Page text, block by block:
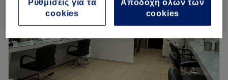
Πέμπτη
10:00 –20:00
Κυριακή
Κλειστό
Το Lliz πρόκειται για έναν σύγχρονο και πολυτελή χώρο
Αποδοχή όλων των
cookies
Ρυθμίσεις για τα
cookies